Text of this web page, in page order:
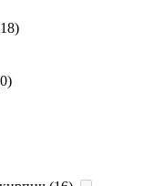
18)
0)